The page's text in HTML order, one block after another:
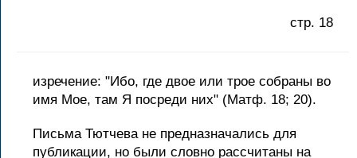
стр. 18
изречение: "Ибо, где двое или трое собраны во
имя Мое, там Я посреди них" (Матф. 18; 20).
Письма Тютчева не предназначались для
публикации, но были словно рассчитаны на